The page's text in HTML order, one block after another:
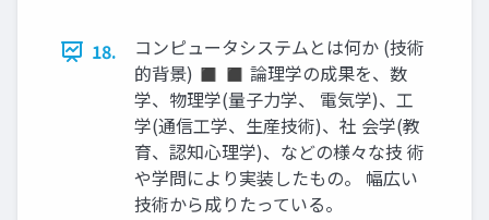
18.
コンピュータシステムとは何か (技術
的背景) ◼ ◼ 論理学の成果を、数
学、物理学(量子力学、 電気学)、工
学(通信工学、生産技術)、社 会学(教
育、認知心理学)、などの様々な技 術
や学問により実装したもの。 幅広い
技術から成りたっている。